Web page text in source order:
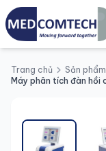
Trang chủ Sản phẩm